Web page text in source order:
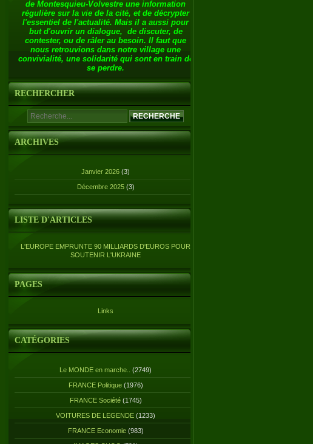
de Montesquieu-Volvestre une information
régulière sur la vie de la cité, et de décrypter
l'essentiel de l'actualité. Mais il a aussi pour
but d'ouvrir un dialogue, de discuter, de
contester, ou de râler au besoin. Il faut que
nous retrouvions dans notre village une
convivialité, une solidarité qui sont en train de
se perdre.
RECHERCHER
ARCHIVES
Janvier 2026 (3)
Décembre 2025 (3)
LISTE D'ARTICLES
L'EUROPE EMPRUNTE 90 MILLIARDS D'EUROS POUR
SOUTENIR L'UKRAINE
PAGES
Links
CATÉGORIES
Le MONDE en marche.. (2749)
FRANCE Politique(1976)
FRANCE Société(1745)
VOITURES DE LEGENDE (1233)
FRANCE Economie(983)